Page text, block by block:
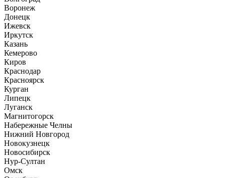
Воронеж
Донецк
Ижевск
Иркутск
Казань
Кемерово
Киров
Краснодар
Красноярск
Курган
Липецк
Луганск
Магнитогорск
Набережные Челны
Нижний Новгород
Новокузнецк
Новосибирск
Нур-Султан
Омск